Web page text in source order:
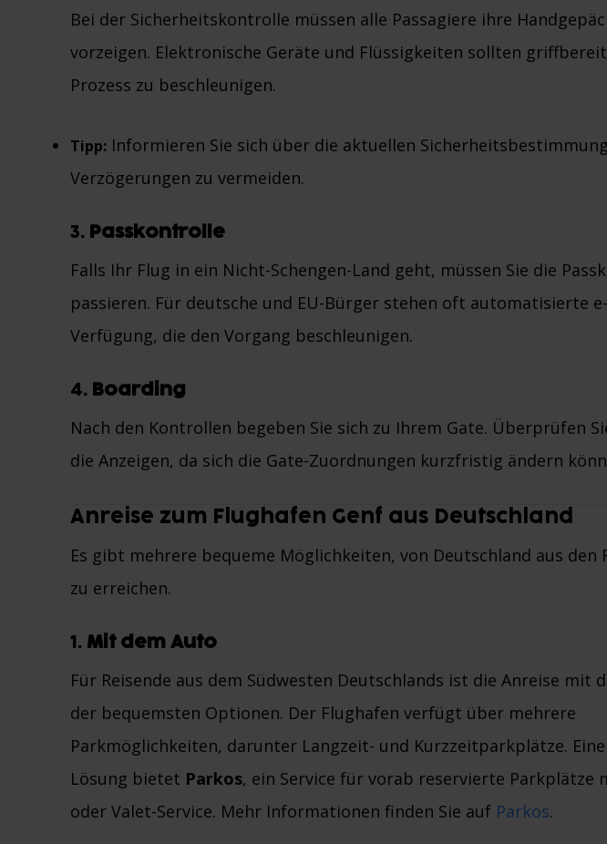
Bei der Sicherheitskontrolle müssen alle Passagiere ihre
vorzeigen. Elektronische Geräte und Flüssigkeiten sollten
Prozess zu beschleunigen.
Tipp: Informieren Sie sich über die aktuellen
Verzögerungen zu vermeiden.
3. Passkontrolle
Falls Ihr Flug in ein Nicht-Schengen-Land geht, müssen Sie die
passieren. Für deutsche und EU-Bürger stehen oft automatisierte
Verfügung, die den Vorgang beschleunigen.
4. Boarding
Nach den Kontrollen begeben Sie sich zu Ihrem Gate. Überprüfen
die Anzeigen, da sich die Gate-Zuordnungen kurzfristig ändern
Anreise zum Flughafen Genf aus Deutschland
Es gibt mehrere bequeme Möglichkeiten, von Deutschland aus den
zu erreichen.
1. Mit dem Auto
Für Reisende aus dem Südwesten Deutschlands ist die Anreise mit
der bequemsten Optionen. Der Flughafen verfügt über mehrere
Parkmöglichkeiten, darunter Langzeit- und Kurzzeitparkplätze.
Lösung bietet Parkos, ein Service für vorab reservierte Parkplätze
oder Valet-Service. Mehr Informationen finden Sie auf Parkos.